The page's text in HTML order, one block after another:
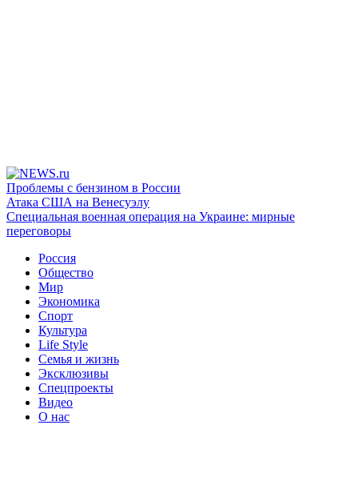
Проблемы с бензином в России
Атака США на Венесуэлу
Специальная военная операция на Украине: мирные
переговоры
Россия
Общество
Мир
Экономика
Спорт
Культура
Life Style
Семья и жизнь
Эксклюзивы
Спецпроекты
Видео
О нас